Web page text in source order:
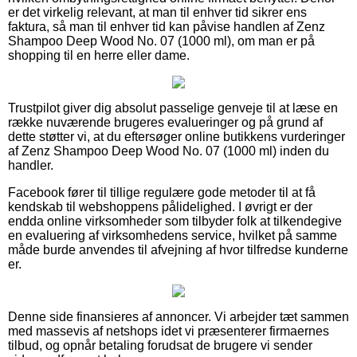
er det virkelig relevant, at man til enhver tid sikrer ens
faktura, så man til enhver tid kan påvise handlen af Zenz
Shampoo Deep Wood No. 07 (1000 ml), om man er på
shopping til en herre eller dame.
Trustpilot giver dig absolut passelige genveje til at læse en
række nuværende brugeres evalueringer og på grund af
dette støtter vi, at du eftersøger online butikkens vurderinger
af Zenz Shampoo Deep Wood No. 07 (1000 ml) inden du
handler.
Facebook fører til tillige regulære gode metoder til at få
kendskab til webshoppens pålidelighed. I øvrigt er der
endda online virksomheder som tilbyder folk at tilkendegive
en evaluering af virksomhedens service, hvilket på samme
måde burde anvendes til afvejning af hvor tilfredse kunderne
er.
Denne side finansieres af annoncer. Vi arbejder tæt sammen
med massevis af netshops idet vi præsenterer firmaernes
tilbud, og opnår betaling forudsat de brugere vi sender